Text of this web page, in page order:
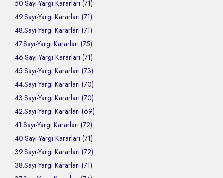
50.Sayı-Yargı Kararları (71)
49.Sayı-Yargı Kararları (71)
48.Sayı-Yargı Kararları (71)
47.Sayı-Yargı Kararları (75)
46.Sayı-Yargı Kararları (71)
45.Sayı-Yargı Kararları (73)
44.Sayı-Yargı Kararları (70)
43.Sayı-Yargı Kararları (70)
42.Sayı-Yargı Kararları (69)
41.Sayı-Yargı Kararları (72)
40.Sayı-Yargı Kararları (71)
39.Sayı-Yargı Kararları (72)
38.Sayı-Yargı Kararları (71)